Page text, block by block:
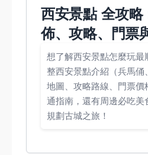
西安景點 全攻略
佈、攻略、門票
想了解西安景點怎麼玩最
整西安景點介紹（兵馬俑
地圖、攻略路線、門票價
通指南，還有周邊必吃美
規劃古城之旅！